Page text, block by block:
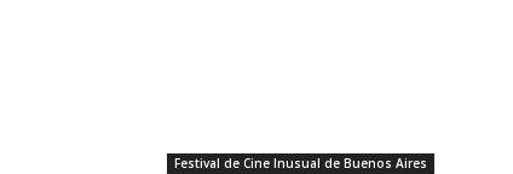
Festival de Cine Inusual de Buenos Aires